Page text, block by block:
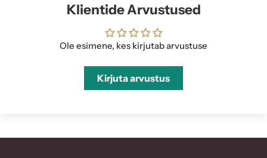
Klientide Arvustused
Ole esimene, kes kirjutab arvustuse
Kirjuta arvustus